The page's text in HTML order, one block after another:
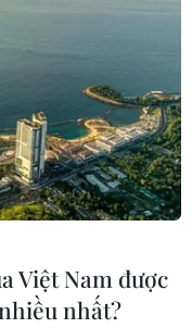
Việt Nam được
nhất?